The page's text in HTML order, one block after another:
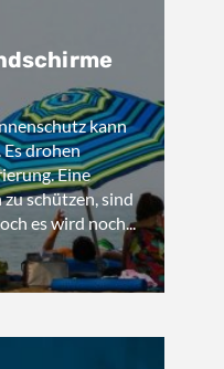
kann
drohen
Eine
schützen, sind
es wird noch...